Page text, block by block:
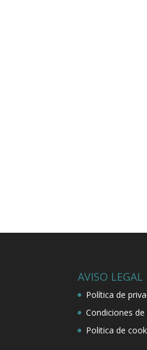
AVISO LEGAL
Política de
Condiciones de
Politica de